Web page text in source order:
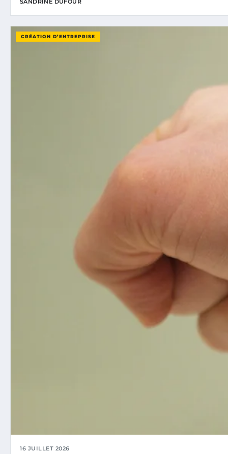
SANDRINE DUFOUR
CRÉATION D’ENTREPRISE
16 JUILLET 2026